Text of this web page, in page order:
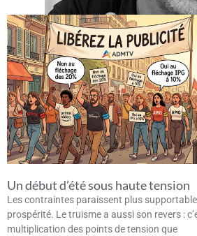
Un début d’été sous haute tension
Les contraintes paraissent plus
prospérité. Le truisme a aussi son revers :
multiplication des points de tension que